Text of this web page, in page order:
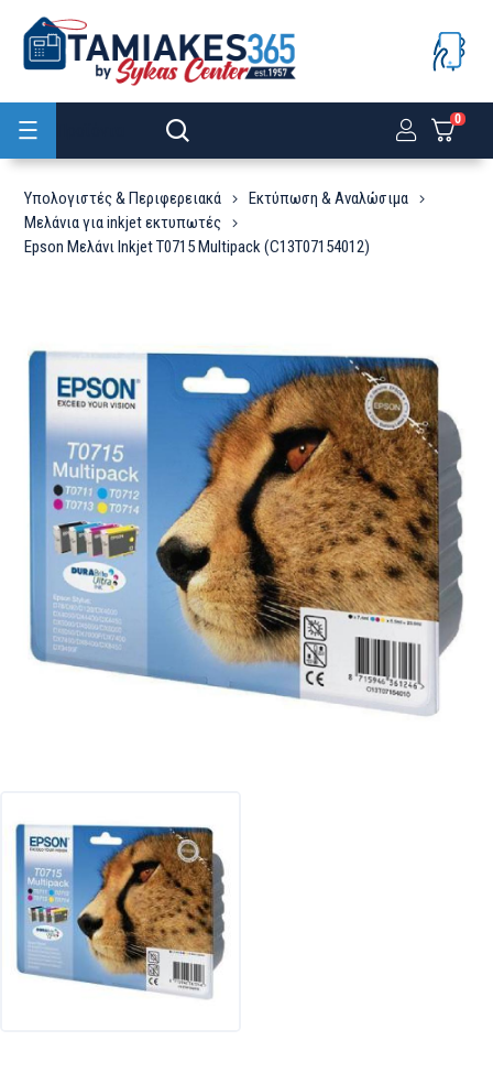
0
Υπολογιστές & Περιφερειακά
Εκτύπωση & Αναλώσιμα
Μελάνια για inkjet εκτυπωτές
Epson Μελάνι Inkjet T0715 Multipack (C13T07154012)